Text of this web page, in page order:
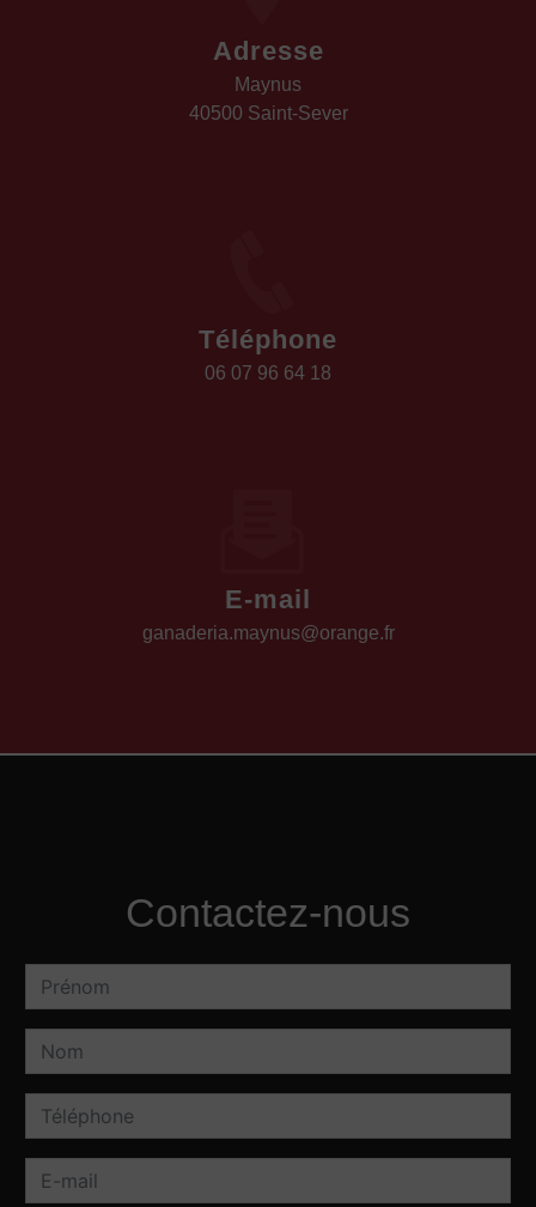
Adresse
Maynus
40500 Saint-Sever
Téléphone
06 07 96 64 18
E-mail
ganaderia.maynus@orange.fr
Contactez-nous